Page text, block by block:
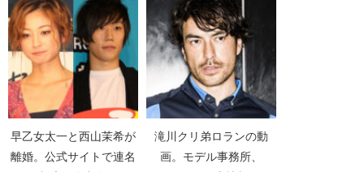
と】
感】
早乙女太一と西山茉希が
離婚。公式サイトで連名
滝川クリ弟ロランの動
画。モデル事務所、